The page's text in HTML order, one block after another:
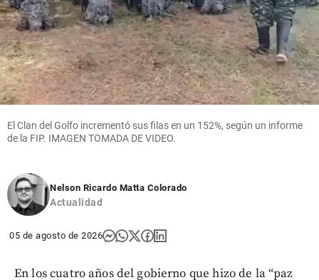
El Clan del Golfo incrementó sus filas en un 152%, según un informe
de la FIP. IMAGEN TOMADA DE VIDEO.
Nelson Ricardo Matta Colorado
Actualidad
05 de agosto de 2026
En los cuatro años del gobierno que hizo de la “paz